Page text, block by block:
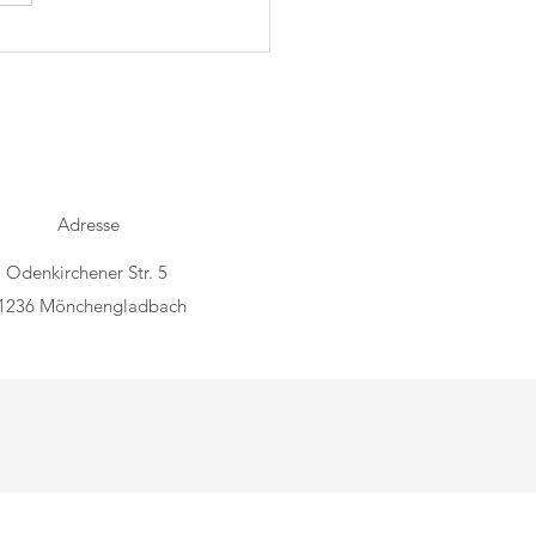
im Trostraum
Adresse
Odenkirchener Str. 5
Mönchengladbach